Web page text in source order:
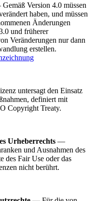
Version 4.0 müssen
haben, und müssen
Änderungen
und früherer
Veränderungen nur dann
erstellen.
untersagt den Einsatz
definiert mit
Copyright Treaty.
Urheberrechts —
und Ausnahmen des
des Fair Use oder das
nicht berührt.